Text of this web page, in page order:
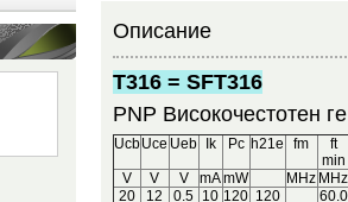
Описание
T316 = SFT316
PNP Високочестотен
UcbUce Ueb Ik Pc h21e fm
ft
min
V
V V mAmW MHz MHz
20
12 0.5 10 120 120 60.0